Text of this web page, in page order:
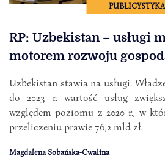
PUBLICYSTYKA
RP: Uzbekistan – usługi
motorem rozwoju
Uzbekistan stawia na usługi.
do 2023 r. wartość usług
względem poziomu z 2020 r., w
przeliczeniu prawie 76,2 mld zł.
Magdalena Sobańska-Cwalina